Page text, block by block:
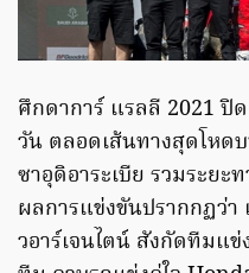
ศึกดาการ์ แรลลี 2021 ปิ
วัน ตลอดเส้นทางสุดโหด
ซาอุดิอาระเบีย รวมระยะ
ผลการแข่งขันปรากกฏว่า
วอาร์เจนไตน์ สังกัดทีมแข่